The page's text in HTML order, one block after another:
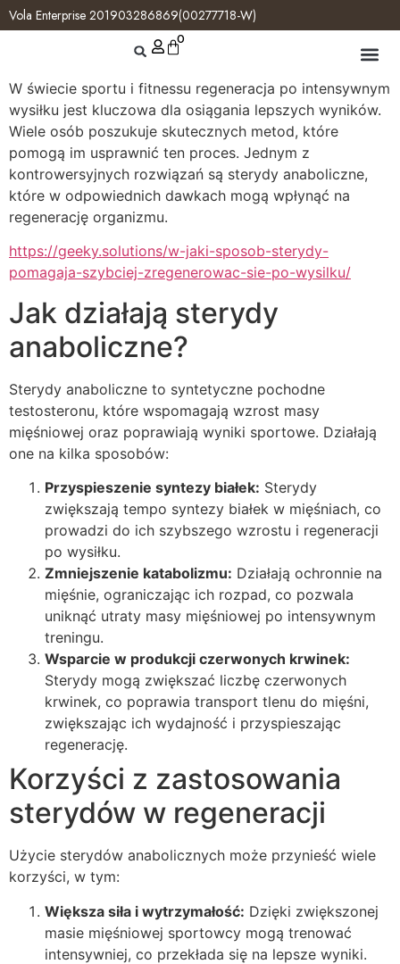
Vola Enterprise 201903286869(00277718-W)
0
W świecie sportu i fitnessu regeneracja po intensywnym
wysiłku jest kluczowa dla osiągania lepszych wyników.
Wiele osób poszukuje skutecznych metod, które
pomogą im usprawnić ten proces. Jednym z
kontrowersyjnych rozwiązań są sterydy anaboliczne,
które w odpowiednich dawkach mogą wpłynąć na
regenerację organizmu.
https://geeky.solutions/w-jaki-sposob-sterydy-
pomagaja-szybciej-zregenerowac-sie-po-wysilku/
Jak działają sterydy
anaboliczne?
Sterydy anaboliczne to syntetyczne pochodne
testosteronu, które wspomagają wzrost masy
mięśniowej oraz poprawiają wyniki sportowe. Działają
one na kilka sposobów:
Przyspieszenie syntezy białek: Sterydy
zwiększają tempo syntezy białek w mięśniach, co
prowadzi do ich szybszego wzrostu i regeneracji
po wysiłku.
Zmniejszenie katabolizmu: Działają ochronnie na
mięśnie, ograniczając ich rozpad, co pozwala
uniknąć utraty masy mięśniowej po intensywnym
treningu.
Wsparcie w produkcji czerwonych krwinek:
Sterydy mogą zwiększać liczbę czerwonych
krwinek, co poprawia transport tlenu do mięśni,
zwiększając ich wydajność i przyspieszając
regenerację.
Korzyści z zastosowania
sterydów w regeneracji
Użycie sterydów anabolicznych może przynieść wiele
korzyści, w tym:
Większa siła i wytrzymałość: Dzięki zwiększonej
masie mięśniowej sportowcy mogą trenować
intensywniej, co przekłada się na lepsze wyniki.